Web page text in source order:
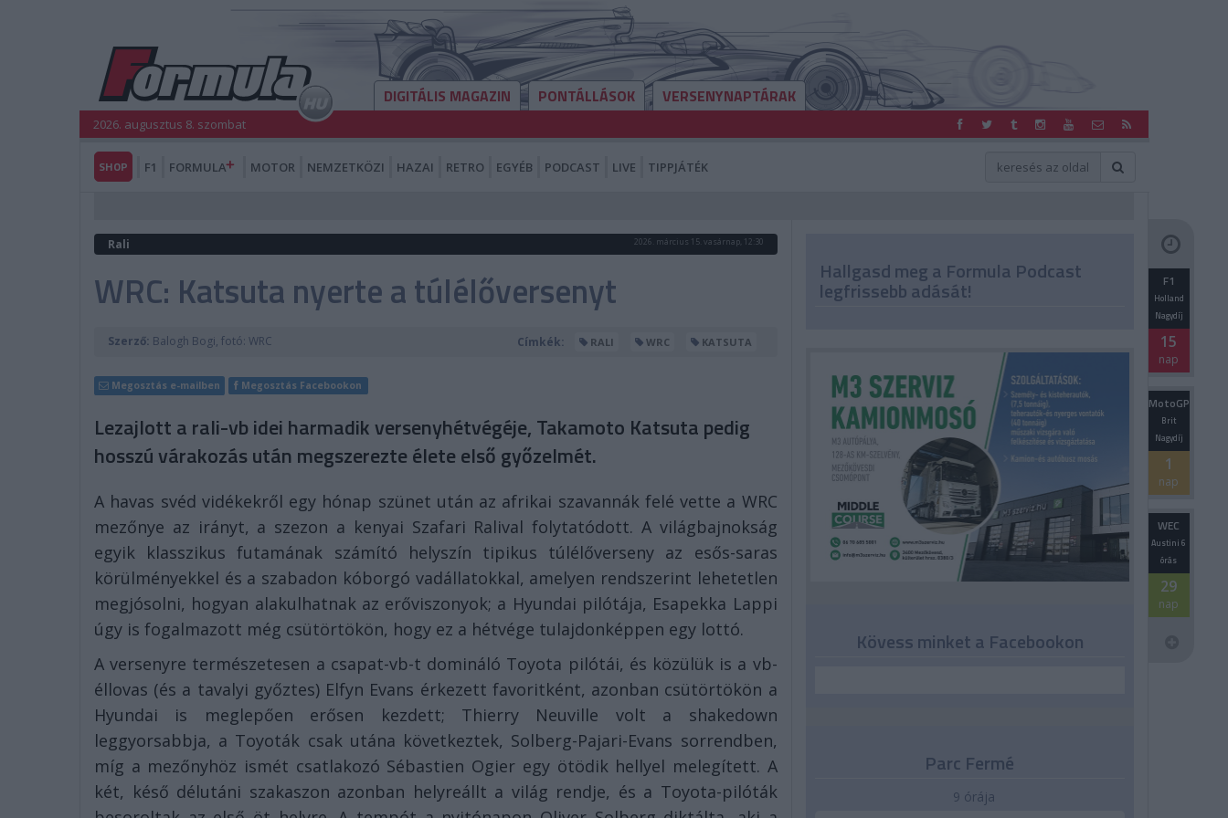
DIGITÁLIS MAGAZIN PONTÁLLÁSOK VERSENYNAPTÁRAK
2026. augusztus 8. szombat
SHOP F1 FORMULA MOTOR NEMZETKÖZI HAZAI RETRO EGYÉB PODCAST LIVE TIPPJÁTÉK
Rali 2026. március 15. vasárnap, 12:30
WRC: Katsuta nyerte a túlélőversenyt
Szerző: Balogh Bogi, fotó: WRC Címkék: RALI WRC KATSUTA
Megosztás e-mailben Megosztás Facebookon
Lezajlott a rali-vb idei harmadik versenyhétvégéje, Takamoto Katsuta pedig
hosszú várakozás után megszerezte élete első győzelmét.
A havas svéd vidékekről egy hónap szünet után az afrikai szavannák felé vette a WRC
mezőnye az irányt, a szezon a kenyai Szafari Ralival folytatódott. A világbajnokság
egyik klasszikus futamának számító helyszín tipikus túlélőverseny az esős-saras
körülményekkel és a szabadon kóborgó vadállatokkal, amelyen rendszerint lehetetlen
megjósolni, hogyan alakulhatnak az erőviszonyok; a Hyundai pilótája, Esapekka Lappi
úgy is fogalmazott még csütörtökön, hogy ez a hétvége tulajdonképpen egy lottó.
A versenyre természetesen a csapat-vb-t domináló Toyota pilótái, és közülük is a vb-
éllovas (és a tavalyi győztes) Elfyn Evans érkezett favoritként, azonban csütörtökön a
Hyundai is meglepően erősen kezdett; Thierry Neuville volt a shakedown
leggyorsabbja, a Toyoták csak utána következtek, Solberg-Pajari-Evans sorrendben,
míg a mezőnyhöz ismét csatlakozó Sébastien Ogier egy ötödik hellyel melegített. A
két, késő délutáni szakaszon azonban helyreállt a világ rendje, és a Toyota-pilóták
Hallgasd meg a Formula Podcast
legfrissebb adását! F1
Holland
Nagydíj
15
nap
MotoGP
Brit
Nagydíj
1
nap
WEC
Austini 6
órás
29
nap
Kövess minket a Facebookon
Parc Fermé
9 órája